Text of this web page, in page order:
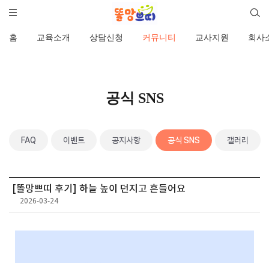
홈 교육소개 상담신청 커뮤니티 교사지원 회사
공식 SNS
FAQ 이벤트 공지사항 공식 SNS 갤러리
[똘망쁘띠 후기] 하늘 높이 던지고 흔들어요
2026-03-24